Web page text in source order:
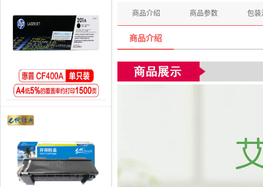
商品介绍 商品参数 包装
商品介绍